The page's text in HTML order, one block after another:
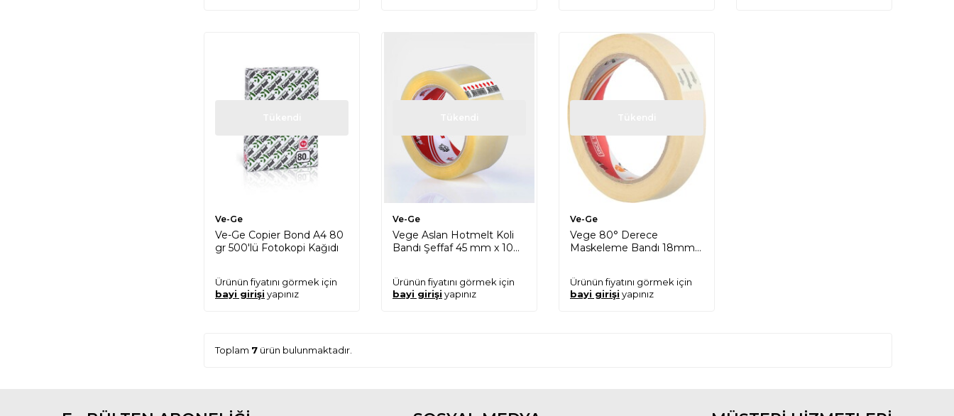
Ve-Ge
Ve-Ge Copier Bond A4 80
gr 500'lü Fotokopi Kağıdı
Ürünün fiyatını görmek için
bayi girişi yapınız
Ve-Ge
Vege Aslan Hotmelt Koli
Bandı Şeffaf 45 mm x 100
Ürünün fiyatını görmek için
bayi girişi yapınız
Ve-Ge
Vege 80° Derece
Maskeleme Bandı 18mm x
Ürünün fiyatını görmek için
bayi girişi yapınız
Toplam 7 ürün bulunmaktadır.